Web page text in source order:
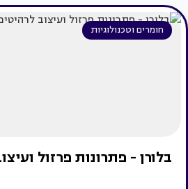
חומרים וטכנולוגיות
בלורן - פתרונות פרזול